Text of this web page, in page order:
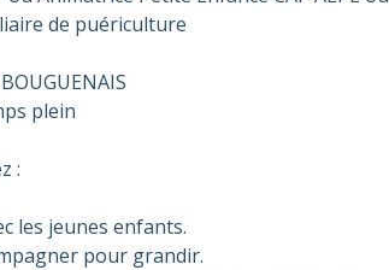
de puériculture
plein
:
les jeunes enfants.
pour grandir.